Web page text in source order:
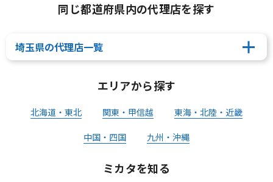
同じ都道府県内の代理店を探す
埼玉県の代理店一覧
エリアから探す
北海道・東北 関東・甲信越 東海・北陸・近畿
中国・四国 九州・沖縄
ミカタを知る